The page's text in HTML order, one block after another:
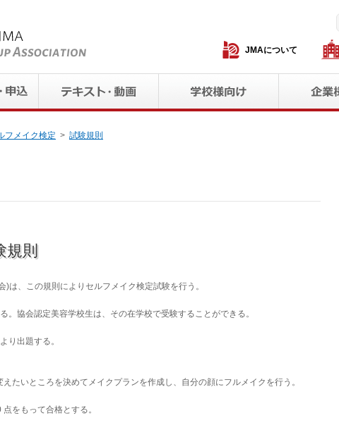
JMAについて
フメイク検定 試験規則
規則
)は、この規則によりセルフメイク検定試験を行う。
協会認定美容学校生は、その在学校で受験することができる。
り出題する。
ところを決めてメイクプランを作成し、自分の顔にフルメイクを行う。
点をもって合格とする。